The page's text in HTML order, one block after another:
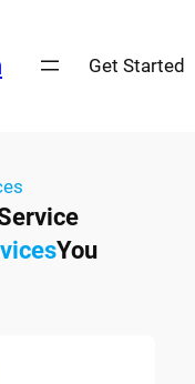
Get Started
You